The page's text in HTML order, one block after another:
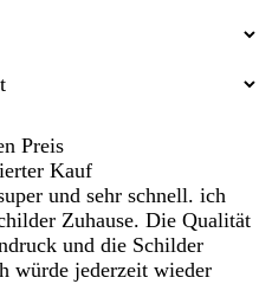
Preis
Kauf
und sehr schnell. ich
Zuhause. Die Qualität
und die Schilder
würde jederzeit wieder